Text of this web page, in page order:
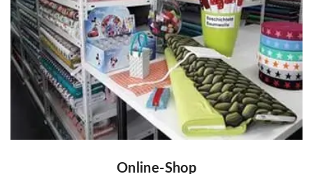
Online-Shop